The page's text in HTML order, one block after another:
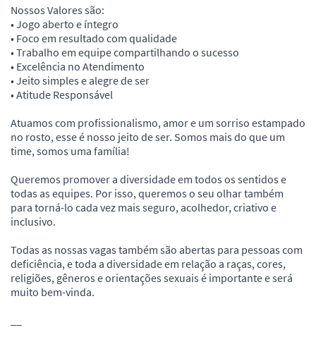
Nossos Valores são:
• Jogo aberto e íntegro
• Foco em resultado com qualidade
• Trabalho em equipe compartilhando o sucesso
• Excelência no Atendimento
• Jeito simples e alegre de ser
• Atitude Responsável
Atuamos com profissionalismo, amor e um sorriso estampado
no rosto, esse é nosso jeito de ser. Somos mais do que um
time, somos uma família!
Queremos promover a diversidade em todos os sentidos e
todas as equipes. Por isso, queremos o seu olhar também
para torná-lo cada vez mais seguro, acolhedor, criativo e
inclusivo.
Todas as nossas vagas também são abertas para pessoas com
deficiência, e toda a diversidade em relação a raças, cores,
religiões, gêneros e orientações sexuais é importante e será
muito bem-vinda.